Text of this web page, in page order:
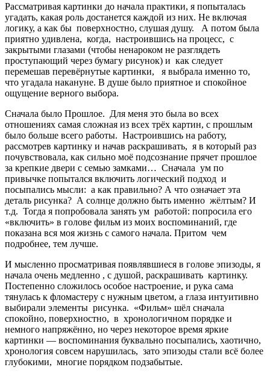
Рассматривая картинки до начала практики, я попыталась
угадать, какая роль достанется каждой из них. Не включая
логику, а как бы поверхностно, слушая душу. А потом была
приятно удивлена, когда, настроившись на процесс, с
закрытыми глазами (чтобы ненароком не разглядеть
проступающий через бумагу рисунок) и как следует
перемешав перевёрнутые картинки, я выбрала именно то,
что угадала накануне. В душе было приятное и спокойное
ощущение верного выбора.
Сначала было Прошлое. Для меня это была во всех
отношениях самая сложная из всех трёх картин, с прошлым
было больше всего работы. Настроившись на работу,
рассмотрев картинку и начав раскрашивать, я в который раз
почувствовала, как сильно моё подсознание прячет прошлое
за крепкие двери с семью замками… Сначала ум по
привычке попытался включить логический подход и
посыпались мысли: а как правильно? А что означает эта
деталь рисунка? А солнце должно быть именно жёлтым? И
т.д. Тогда я попробовала занять ум работой: попросила его
«включить» в голове фильм из моих воспоминаний, где
показана вся моя жизнь с самого начала. Притом чем
подробнее, тем лучше.
И мысленно просматривая появлявшиеся в голове эпизоды, я
начала очень медленно , с душой, раскрашивать картинку.
Постепенно сложилось особое настроение, и рука сама
тянулась к фломастеру с нужным цветом, а глаза интуитивно
выбирали элементы рисунка. «Фильм» шёл сначала
спокойно, поверхностно, в хронологичном порядке и
немного напряжённо, но через некоторое время яркие
картинки — воспоминания буквально посыпались, хаотично,
хронология совсем нарушилась, зато эпизоды стали всё более
глубокими, многие порядком подзабытые.